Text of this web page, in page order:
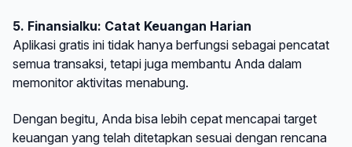
5. Finansialku: Catat Keuangan Harian
Aplikasi gratis ini tidak hanya berfungsi sebagai pencatat
semua transaksi, tetapi juga membantu Anda dalam
memonitor aktivitas menabung.
Dengan begitu, Anda bisa lebih cepat mencapai target
keuangan yang telah ditetapkan sesuai dengan rencana